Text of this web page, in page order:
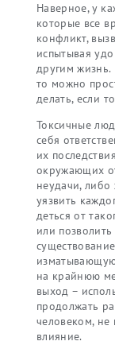
Наверное, у
которые все
конфликт,
испытывая
другим жизнь.
то можно
делать, если
Токсичные
себя
их
окружающих
неудачи, либо
уязвить
деться от
или
на крайнюю
выход –
продолжать
человеком, не
влияние.